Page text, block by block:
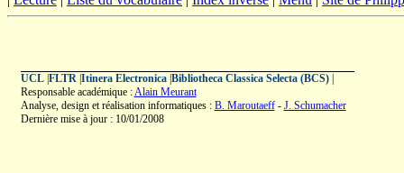
UCL| FLTR| Itinera Electronica| Bibliotheca Classica Selecta (BCS)|
Responsable académique :Alain Meurant
Analyse, design et réalisation informatiques : B. Maroutaeff- J. Schumacher
Dernière mise à jour : 10/01/2008